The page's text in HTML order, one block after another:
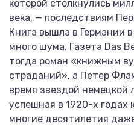
которой столкнулись
века, — последствиям
Книга вышла в Германии
много шума. Газета Das
тогда роман «книжным
страданий», а Петер
время звездой немецкой
успешная в 1920-х годах
многие десятилетия